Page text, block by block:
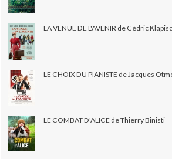
LA VENUE DE L'AVENIR de Cédric
LE CHOIX DU PIANISTE de Jacques
LE COMBAT D'ALICE de Thierry Binisti